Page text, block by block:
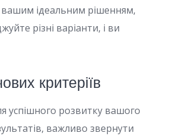
ідеальним рішенням,
різні варіанти, і ви
критеріїв
успішного розвитку вашого
важливо звернути